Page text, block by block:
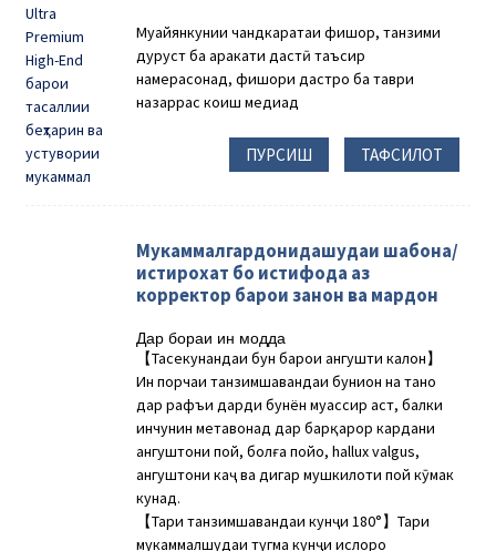
Муайянкунии чандкаратаи фишор, танзими
дуруст ба ҳаракати дастӣ таъсир
намерасонад, фишори дастро ба таври
назаррас коҳиш медиҳад
ПУРСИШ ТАФСИЛОТ
Мукаммалгардонидашудаи шабона/
истирохат бо истифода аз
корректор барои занон ва мардон
Дар бораи ин модда
【Тасҳеҳкунандаи бун барои ангушти калон】
Ин порчаи танзимшавандаи бунион на танҳо
дар рафъи дарди бунён муассир аст, балки
инчунин метавонад дар барқарор кардани
ангуштони пой, болға пойҳо, hallux valgus,
ангуштони каҷ ва дигар мушкилоти пой кӯмак
кунад.
【Тарҳи танзимшавандаи кунҷи 180°】Тарҳи
мукаммалшудаи тугма кунҷи ислоҳро